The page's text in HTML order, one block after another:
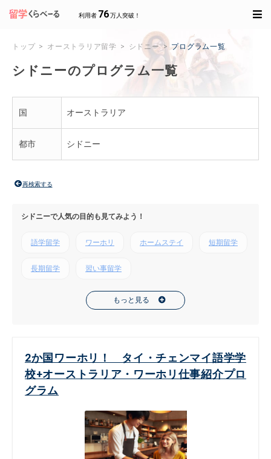
利用者 76万人突破！
トップ オーストラリア留学 シドニー プログラム一覧
シドニーのプログラム一覧
国 オーストラリア
都市 シドニー
再検索する
シドニーで人気の目的も見てみよう！
語学留学 ワーホリ ホームステイ 短期留学
長期留学 習い事留学
もっと見る
2か国ワーホリ！ タイ・チェンマイ語学学
校+オーストラリア・ワーホリ仕事紹介プロ
グラム